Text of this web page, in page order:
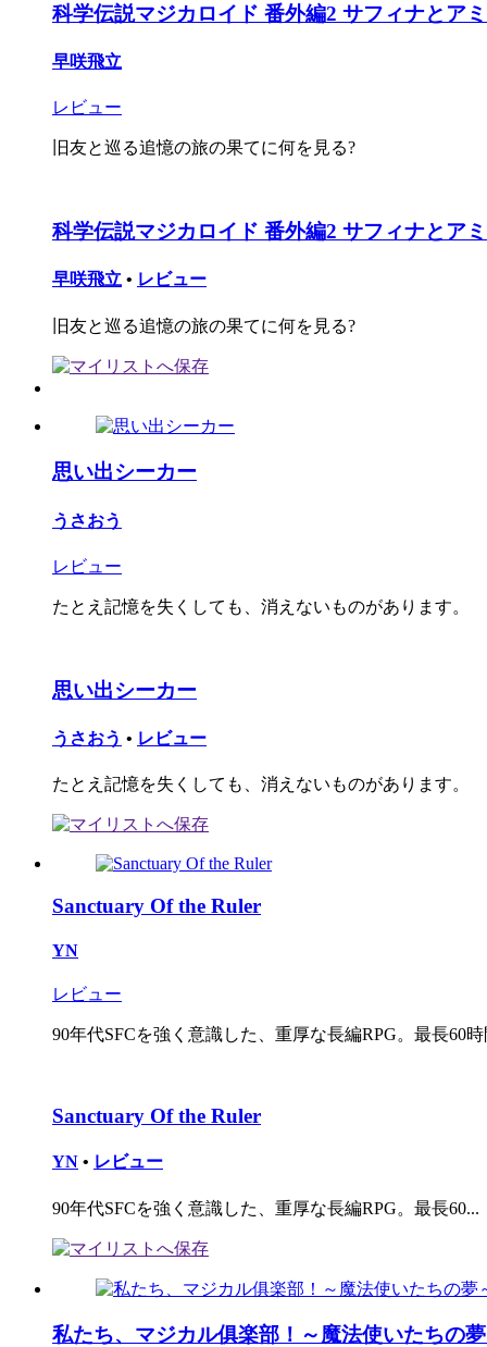
科学伝説マジカロイド 番外編2 サフィナとア
早咲飛立
レビュー
旧友と巡る追憶の旅の果てに何を見る?
科学伝説マジカロイド 番外編2 サフィナとア
早咲飛立 • レビュー
旧友と巡る追憶の旅の果てに何を見る?
思い出シーカー
うさおう
レビュー
たとえ記憶を失くしても、消えないものがあります。
思い出シーカー
うさおう • レビュー
たとえ記憶を失くしても、消えないものがあります。
Sanctuary Of the Ruler
YN
レビュー
90年代SFCを強く意識した、重厚な長編RPG。最長60
Sanctuary Of the Ruler
YN • レビュー
90年代SFCを強く意識した、重厚な長編RPG。最長60...
私たち、マジカル俱楽部！～魔法使いたちの夢